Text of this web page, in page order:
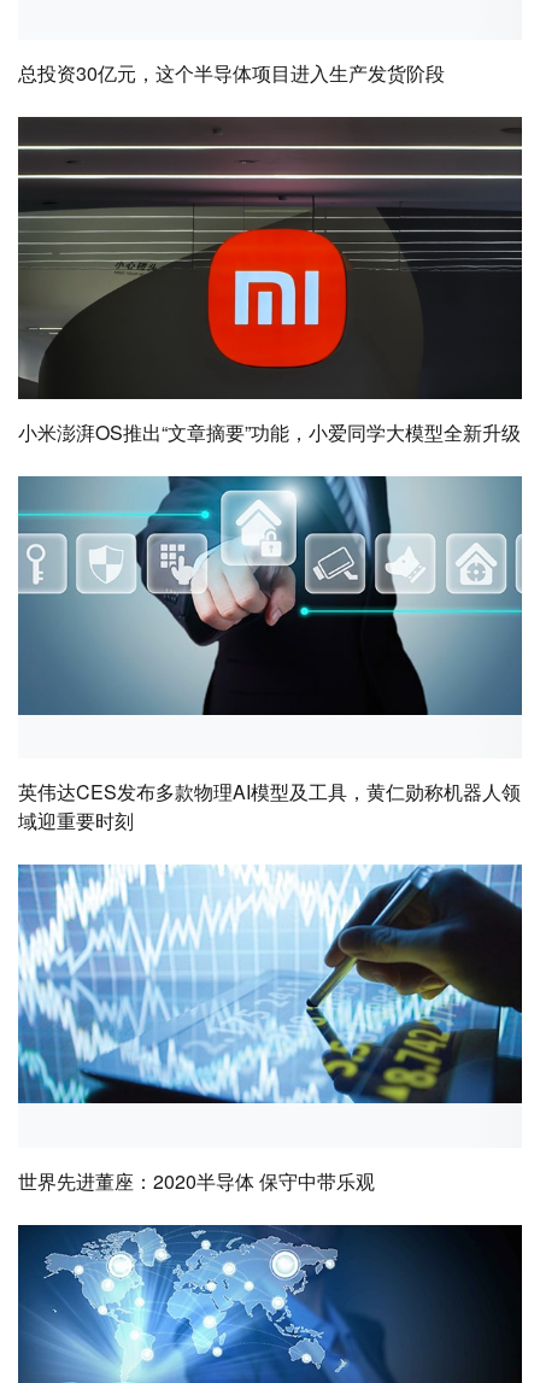
总投资30亿元，这个半导体项目进入生产发货阶段
小米澎湃OS推出“文章摘要”功能，小爱同学大模型全新升级
英伟达CES发布多款物理AI模型及工具，黄仁勋称机器人领
域迎重要时刻
世界先进董座：2020半导体 保守中带乐观